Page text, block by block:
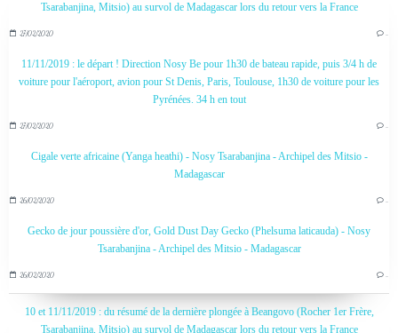
Tsarabanjina, Mitsio) au survol de Madagascar lors du retour vers la France
27/02/2020 …
11/11/2019 : le départ ! Direction Nosy Be pour 1h30 de bateau rapide, puis 3/4 h de
voiture pour l'aéroport, avion pour St Denis, Paris, Toulouse, 1h30 de voiture pour les
Pyrénées. 34 h en tout
27/02/2020 …
Cigale verte africaine (Yanga heathi) - Nosy Tsarabanjina - Archipel des Mitsio -
Madagascar
26/02/2020 …
Gecko de jour poussière d'or, Gold Dust Day Gecko (Phelsuma laticauda) - Nosy
Tsarabanjina - Archipel des Mitsio - Madagascar
26/02/2020 …
10 et 11/11/2019 : du résumé de la dernière plongée à Beangovo (Rocher 1er Frère,
Tsarabanjina, Mitsio) au survol de Madagascar lors du retour vers la France